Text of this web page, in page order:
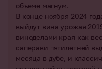
объеме магнум.
В конце ноября 2024
выйдут вина урожая
виноделами края как
саперави пятилетней
месяца в дубе, и